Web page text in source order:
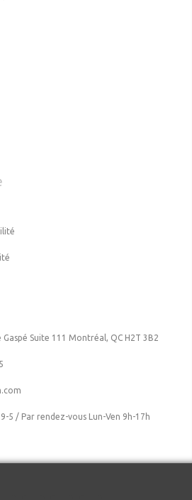
Gaspé Suite 111 Montréal, QC H2T 3B2
5 / Par rendez-vous Lun-Ven 9h-17h